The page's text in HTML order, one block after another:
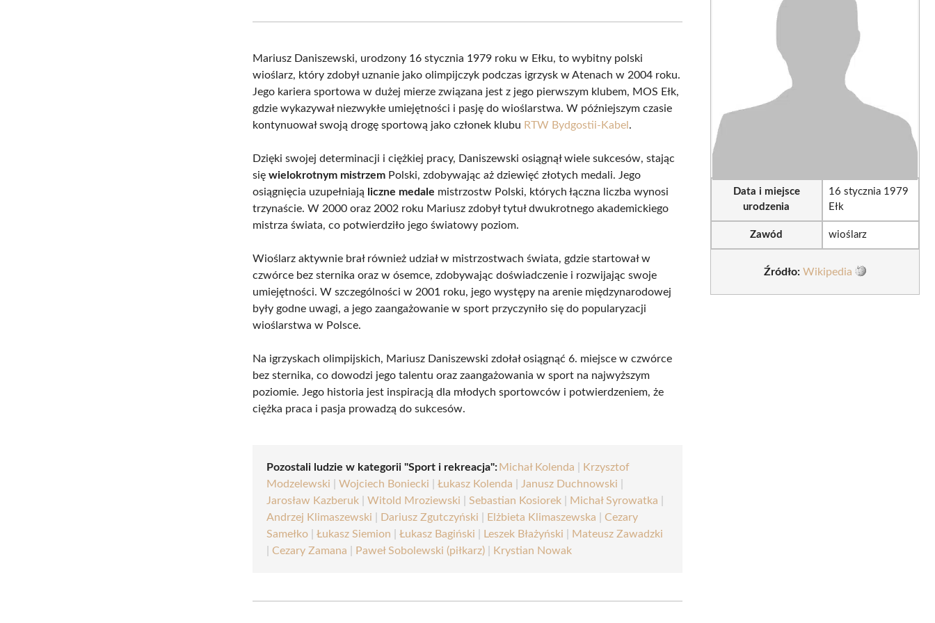
(Twitter)
Mariusz Daniszewski, urodzony 16 stycznia 1979 roku w Ełku, to wybitny polski
wioślarz, który zdobył uznanie jako olimpijczyk podczas igrzysk w Atenach w 2004 roku.
Jego kariera sportowa w dużej mierze związana jest z jego pierwszym klubem, MOS Ełk,
gdzie wykazywał niezwykłe umiejętności i pasję do wioślarstwa. W późniejszym czasie
kontynuował swoją drogę sportową jako członek klubu RTW Bydgostii-Kabel.
Dzięki swojej determinacji i ciężkiej pracy, Daniszewski osiągnął wiele sukcesów, stając
sięwielokrotnym mistrzem Polski, zdobywając aż dziewięć złotych medali. Jego
osiągnięcia uzupełniają liczne medale mistrzostw Polski, których łączna liczba wynosi
trzynaście. W 2000 oraz 2002 roku Mariusz zdobył tytuł dwukrotnego akademickiego
mistrza świata, co potwierdziło jego światowy poziom.
Wioślarz aktywnie brał również udział w mistrzostwach świata, gdzie startował w
czwórce bez sternika oraz w ósemce, zdobywając doświadczenie i rozwijając swoje
umiejętności. W szczególności w 2001 roku, jego występy na arenie międzynarodowej
były godne uwagi, a jego zaangażowanie w sport przyczyniło się do popularyzacji
wioślarstwa w Polsce.
Na igrzyskach olimpijskich, Mariusz Daniszewski zdołał osiągnąć 6. miejsce w czwórce
bez sternika, co dowodzi jego talentu oraz zaangażowania w sport na najwyższym
poziomie. Jego historia jest inspiracją dla młodych sportowców i potwierdzeniem, że
ciężka praca i pasja prowadzą do sukcesów.
Pozostali ludzie w kategorii "Sport i rekreacja":Michał Kolenda
Krzysztof
Modzelewski |Wojciech Boniecki |Łukasz Kolenda Janusz Duchnowski
Jarosław Kazberuk |Witold Mroziewski |Sebastian Kosiorek Michał Syrowatka
Andrzej Klimaszewski
Dariusz Zgutczyński Elżbieta Klimaszewska |Cezary
Samełko |Łukasz Siemion |Łukasz Bagiński Leszek Błażyński
Mateusz Zawadzki
|Cezary Zamana Paweł Sobolewski (piłkarz) Krystian Nowak
Data i miejsce
urodzenia
16 stycznia 1979
Ełk
Zawód wioślarz
Źródło: Wikipedia